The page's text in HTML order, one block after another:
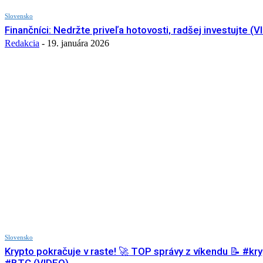
Slovensko
Finančníci: Nedržte priveľa hotovosti, radšej investujte
Redakcia - 19. januára 2026
Slovensko
Krypto pokračuje v raste! 🚀 TOP správy z víkendu 📝